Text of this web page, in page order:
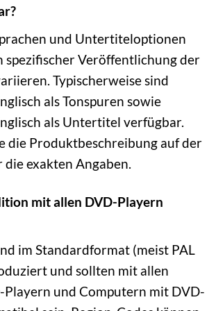
und Untertiteloptionen
spezifischer Veröffentlichung der
Typischerweise sind
als Tonspuren sowie
als Untertitel verfügbar.
die Produktbeschreibung auf der
exakten Angaben.
mit allen DVD-Playern
im Standardformat (meist PAL
und sollten mit allen
Playern und Computern mit DVD-